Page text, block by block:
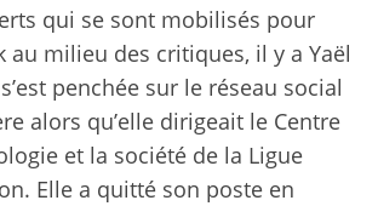
qui se sont mobilisés pour
au milieu des critiques, il y a Yaël
penchée sur le réseau social
alors qu’elle dirigeait le Centre
et la société de la Ligue
Elle a quitté son poste en